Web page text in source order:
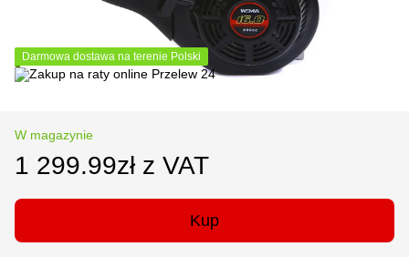
Darmowa dostawa na terenie Polski
W magazynie
1 299.99zł z VAT
Kup